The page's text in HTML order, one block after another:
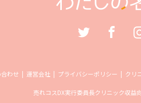
わせ 運営会社 プライバシーポリシー クリ
売れコスDX実行委員長クリニック収益